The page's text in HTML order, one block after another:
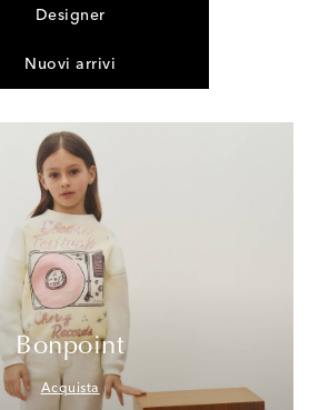
Designer
Nuovi arrivi
Bonpoint
Acquista